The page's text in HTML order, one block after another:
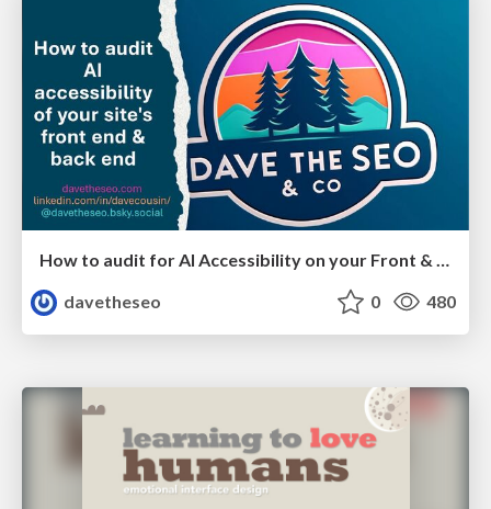
How to audit for AI Accessibility on your Front & Back End
davetheseo
0 480